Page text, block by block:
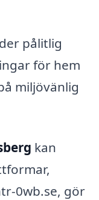
pålitlig
för hem
miljövänlig
kan
0wb.se, gör